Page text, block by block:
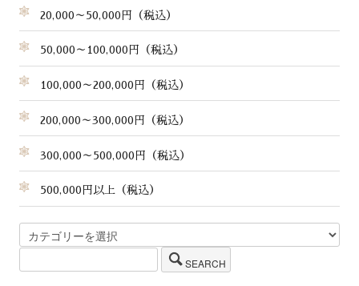
20,000～50,000円（税込）
50,000～100,000円（税込）
100,000～200,000円（税込）
200,000～300,000円（税込）
300,000～500,000円（税込）
500,000円以上（税込）
SEARCH